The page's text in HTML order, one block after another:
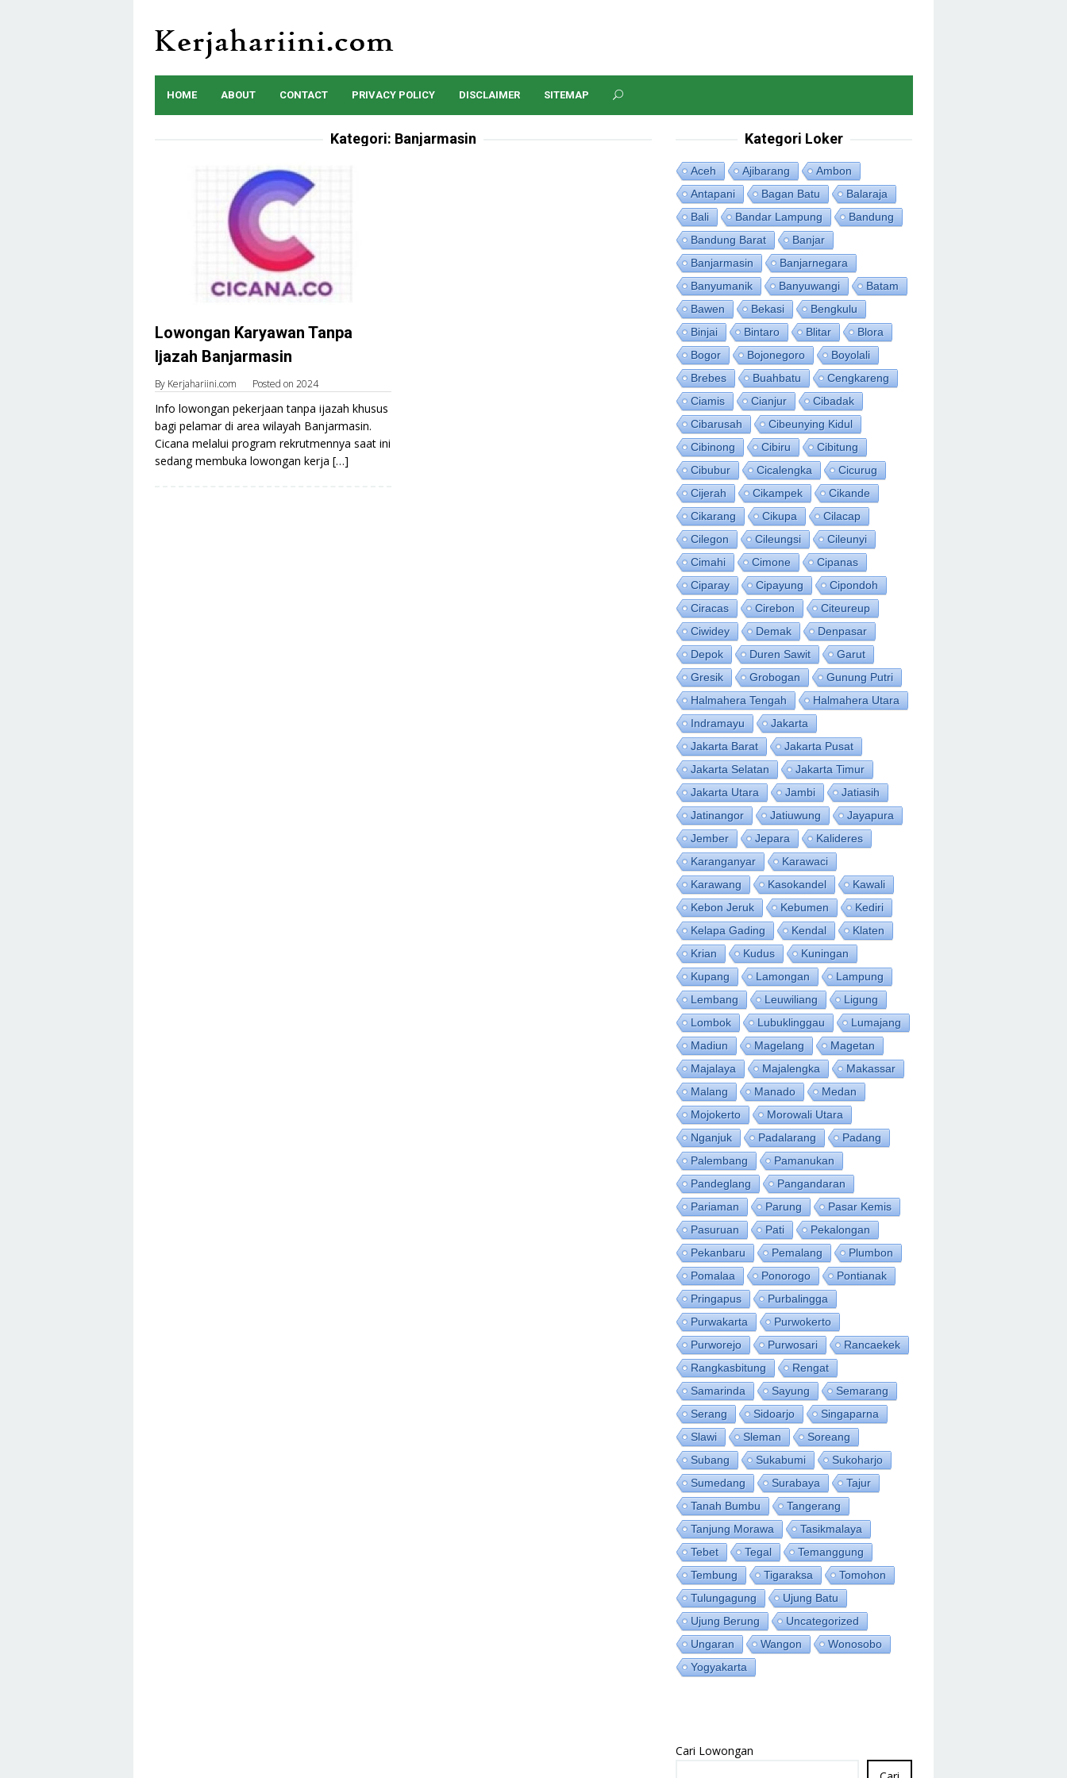
content
HOME ABOUT CONTACT PRIVACY POLICY DISCLAIMER SITEMAP
Kategori: Banjarmasin
Lowongan Karyawan Tanpa
Ijazah Banjarmasin
By Kerjahariini.com Posted on 2024
Info lowongan pekerjaan tanpa ijazah khusus
bagi pelamar di area wilayah Banjarmasin.
Cicana melalui program rekrutmennya saat ini
sedang membuka lowongan kerja […]
Kategori Loker
Aceh Ajibarang
Ambon
Antapani
Bagan Batu
Balaraja
Bali
Bandar Lampung
Bandung
Bandung Barat
Banjar
Banjarmasin
Banjarnegara
Banyumanik
Banyuwangi
Batam
Bawen
Bekasi
Bengkulu
Binjai
Bintaro Blitar
Blora
Bogor
Bojonegoro
Boyolali
Brebes
Buahbatu
Cengkareng
Ciamis
Cianjur
Cibadak
Cibarusah
Cibeunying Kidul
Cibinong
Cibiru
Cibitung
Cibubur
Cicalengka
Cicurug
Cijerah
Cikampek
Cikande
Cikarang
Cikupa
Cilacap
Cilegon
Cileungsi
Cileunyi
Cimahi
Cimone
Cipanas
Ciparay
Cipayung
Cipondoh
Ciracas
Cirebon
Citeureup
Ciwidey
Demak
Denpasar
Depok
Duren Sawit
Garut
Gresik
Grobogan
Gunung Putri
Halmahera Tengah
Halmahera Utara
Indramayu
Jakarta
Jakarta Barat
Jakarta Pusat
Jakarta Selatan
Jakarta Timur
Jakarta Utara
Jambi
Jatiasih
Jatinangor
Jatiuwung
Jayapura
Jember
Jepara
Kalideres
Karanganyar
Karawaci
Karawang
Kasokandel
Kawali
Kebon Jeruk
Kebumen
Kediri
Kelapa Gading
Kendal
Klaten
Krian
Kudus
Kuningan
Kupang
Lamongan
Lampung
Lembang
Leuwiliang
Ligung
Lombok
Lubuklinggau
Lumajang
Madiun
Magelang
Magetan
Majalaya
Majalengka
Makassar
Malang
Manado
Medan
Mojokerto
Morowali Utara
Nganjuk
Padalarang
Padang
Palembang
Pamanukan
Pandeglang
Pangandaran
Pariaman
Parung
Pasar Kemis
Pasuruan
Pati
Pekalongan
Pekanbaru
Pemalang
Plumbon
Pomalaa
Ponorogo
Pontianak
Pringapus
Purbalingga
Purwakarta
Purwokerto
Purworejo
Purwosari
Rancaekek
Rangkasbitung
Rengat
Samarinda
Sayung
Semarang
Serang
Sidoarjo
Singaparna
Slawi
Sleman
Soreang
Subang
Sukabumi
Sukoharjo
Sumedang
Surabaya
Tajur
Tanah Bumbu
Tangerang
Tanjung Morawa
Tasikmalaya
Tebet
Tegal
Temanggung
Tembung
Tigaraksa
Tomohon
Tulungagung
Ujung Batu
Ujung Berung
Uncategorized
Ungaran
Wangon
Wonosobo
Yogyakarta
Cari Lowongan